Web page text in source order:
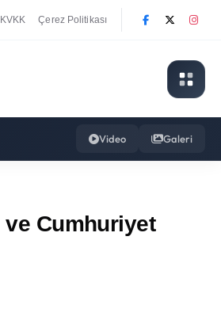
KVKK Çerez Politikası
Video Galeri
ve Cumhuriyet